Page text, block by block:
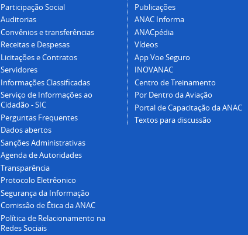
Participação Social
Auditorias
Convênios e transferências
Receitas e Despesas
Licitações e Contratos
Servidores
Informações Classificadas
Serviço de Informações ao
Cidadão - SIC
Perguntas Frequentes
Dados abertos
Sanções Administrativas
Agenda de Autoridades
Transparência
Protocolo Eletrêonico
Segurança da Informação
Comissão de Ética da ANAC
Política de Relacionamento na
Redes Sociais
Publicações
ANAC Informa
ANACpédia
Vídeos
App Voe Seguro
INOVANAC
Centro de Treinamento
Por Dentro da Aviação
Portal de Capacitação da ANAC
Textos para discussão